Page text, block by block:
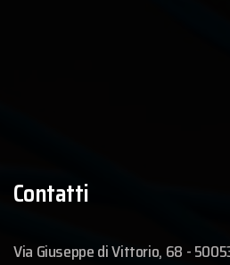
Contatti
Via Giuseppe di Vittorio, 68 -